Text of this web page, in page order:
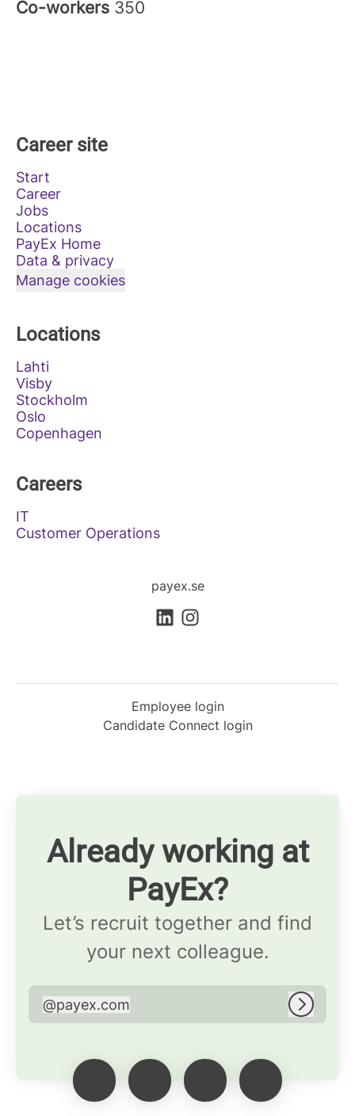
Co-workers 350
Career site
Start
Career
Jobs
Locations
PayEx Home
Data & privacy
Manage cookies
Locations
Lahti
Visby
Stockholm
Oslo
Copenhagen
Careers
IT
Customer Operations
payex.se
Employee login
Candidate Connect login
Already working at
PayEx?
Let’s recruit together and find
your next colleague.
payex.com
@payex.com Log in